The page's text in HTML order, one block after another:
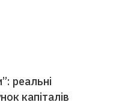
реальні
капіталів